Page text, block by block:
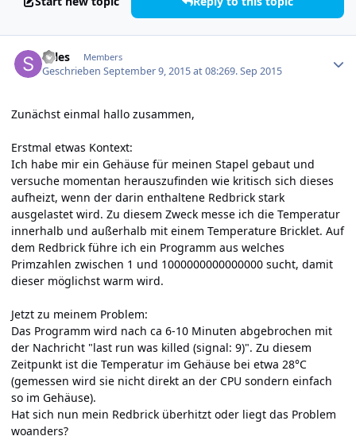
Sales Members
GeschriebenSeptember 9, 2015 at 08:269. Sep 2015
Zunächst einmal hallo zusammen,
Erstmal etwas Kontext:
Ich habe mir ein Gehäuse für meinen Stapel gebaut und
versuche momentan herauszufinden wie kritisch sich dieses
aufheizt, wenn der darin enthaltene Redbrick stark
ausgelastet wird. Zu diesem Zweck messe ich die Temperatur
innerhalb und außerhalb mit einem Temperature Bricklet. Auf
dem Redbrick führe ich ein Programm aus welches
Primzahlen zwischen 1 und 1000000000000000 sucht, damit
dieser möglichst warm wird.
Jetzt zu meinem Problem:
Das Programm wird nach ca 6-10 Minuten abgebrochen mit
der Nachricht "last run was killed (signal: 9)". Zu diesem
Zeitpunkt ist die Temperatur im Gehäuse bei etwa 28°C
(gemessen wird sie nicht direkt an der CPU sondern einfach
so im Gehäuse).
Hat sich nun mein Redbrick überhitzt oder liegt das Problem
woanders?